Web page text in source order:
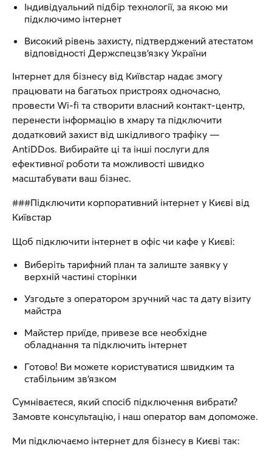
Індивідуальний підбір технології, за якою ми
підключимо інтернет
Високий рівень захисту, підтверджений атестатом
відповідності Держспецзв'язку України
Інтернет для бізнесу від Київстар надає змогу
працювати на багатьох пристроях одночасно,
провести Wi-fi та створити власний контакт-центр,
перенести інформацію в хмару та підключити
додатковий захист від шкідливого трафіку —
AntiDDos. Вибирайте ці та інші послуги для
ефективної роботи та можливості швидко
масштабувати ваш бізнес.
###Підключити корпоративний інтернет у Києві від
Київстар
Щоб підключити інтернет в офіс чи кафе у Києві:
Виберіть тарифний план та залиште заявку у
верхній частині сторінки
Узгодьте з оператором зручний час та дату візиту
майстра
Майстер приїде, привезе все необхідне
обладнання та підключить інтернет
Готово! Ви можете користуватися швидким та
стабільним зв’язком
Сумніваєтеся, який спосіб підключення вибрати?
Замовте консультацію, і наш оператор вам допоможе.
Ми підключаємо інтернет для бізнесу в Києві так: